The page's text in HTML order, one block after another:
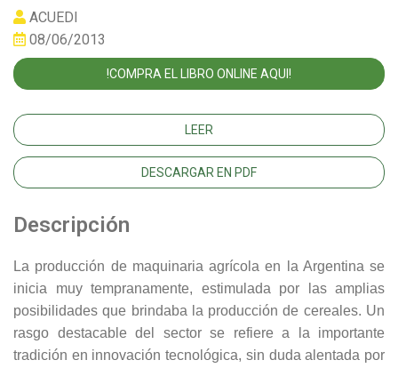
ACUEDI
08/06/2013
!COMPRA EL LIBRO ONLINE AQUI!
LEER
DESCARGAR EN PDF
Descripción
La producción de maquinaria agrícola en la Argentina se
inicia muy tempranamente, estimulada por las amplias
posibilidades que brindaba la producción de cereales. Un
rasgo destacable del sector se refiere a la importante
tradición en innovación tecnológica, sin duda alentada por